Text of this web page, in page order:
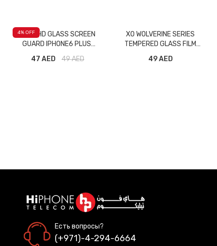
4% OFF
ISAFE HD GLASS SCREEN
GUARD IPHONE6 PLUS
47 AED 49AED
XO WOLVERINE SERIES
TEMPERED GLASS FILM
49 AED
Есть вопросы?
(+971)-4-294-6664